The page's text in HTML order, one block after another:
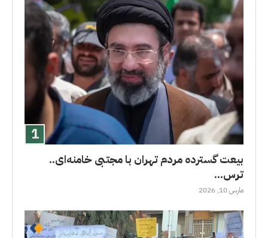
بیعت گسترده مردم تهران با مجتبی خامنه‌ای..
ترس...
مارس 10, 2026